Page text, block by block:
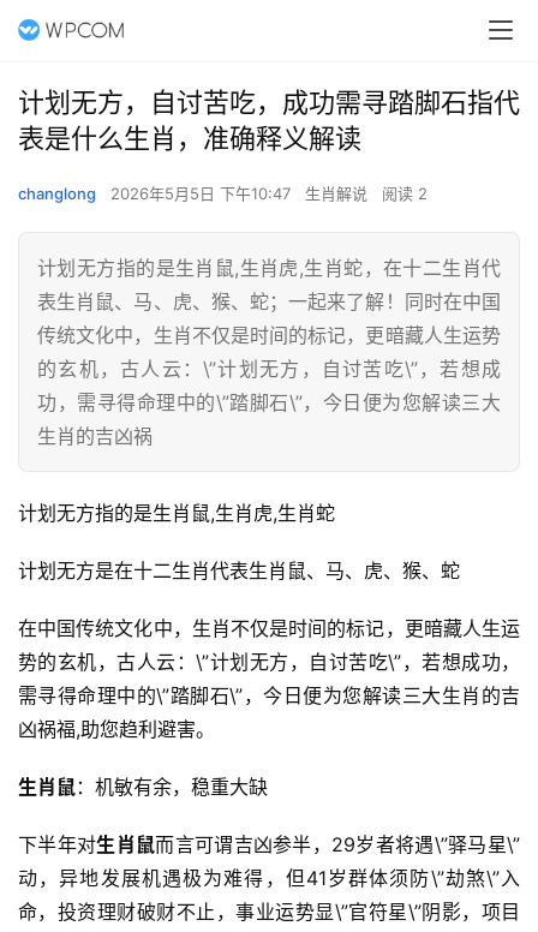
计划无方，自讨苦吃，成功需寻踏脚石指代
表是什么生肖，准确释义解读
changlong 2026年5月5日 下午10:47 生肖解说 阅读 2
计划无方指的是生肖鼠,生肖虎,生肖蛇，在十二生肖代
表生肖鼠、马、虎、猴、蛇；一起来了解！同时在中国
传统文化中，生肖不仅是时间的标记，更暗藏人生运势
的玄机，古人云：\”计划无方，自讨苦吃\”，若想成
功，需寻得命理中的\”踏脚石\”，今日便为您解读三大
生肖的吉凶祸
计划无方指的是生肖鼠,生肖虎,生肖蛇
计划无方是在十二生肖代表生肖鼠、马、虎、猴、蛇
在中国传统文化中，生肖不仅是时间的标记，更暗藏人生运
势的玄机，古人云：\”计划无方，自讨苦吃\”，若想成功，
需寻得命理中的\”踏脚石\”，今日便为您解读三大生肖的吉
凶祸福,助您趋利避害。
生肖鼠：机敏有余，稳重大缺
下半年对生肖鼠而言可谓吉凶参半，29岁者将遇\”驿马星\”
动，异地发展机遇极为难得，但41岁群体须防\”劫煞\”入
命，投资理财破财不止，事业运势显\”官符星\”阴影，项目